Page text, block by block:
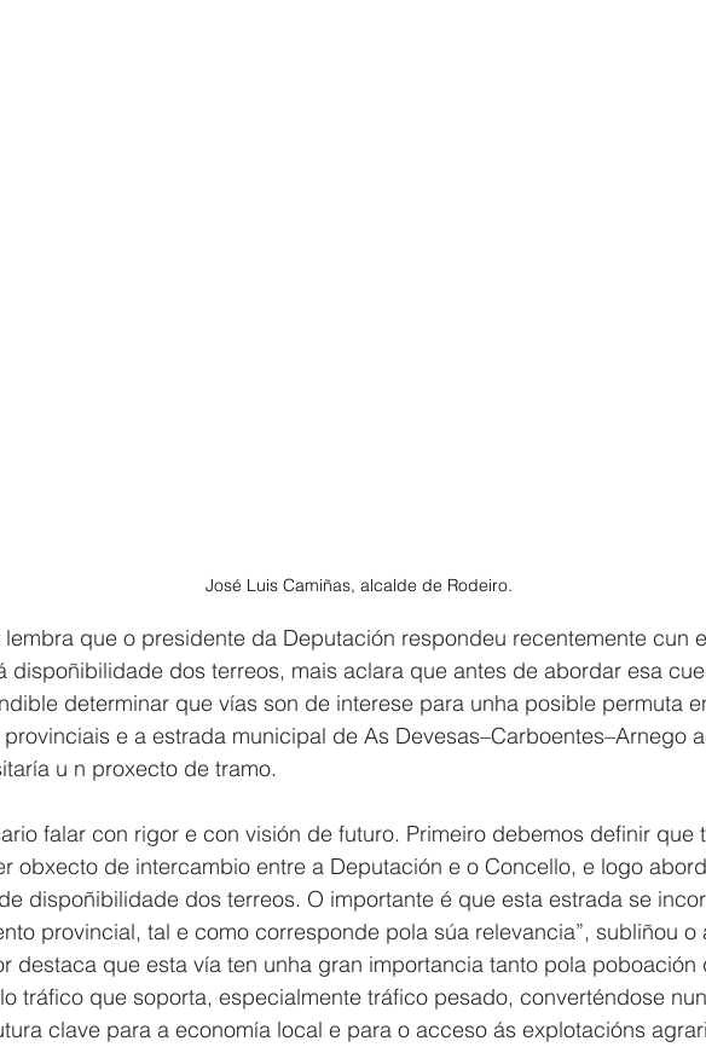
José Luis Camiñas, alcalde de Rodeiro.
lembra que o presidente da Deputación respondeu recentemente cun
dispoñibilidade dos terreos, mais aclara que antes de abordar esa
determinar que vías son de interese para unha posible permuta
e a estrada municipal de As Devesas–Carboentes–Arnego
u n proxecto de tramo.
falar con rigor e con visión de futuro. Primeiro debemos definir que
obxecto de intercambio entre a Deputación e o Concello, e logo
dispoñibilidade dos terreos. O importante é que esta estrada se
provincial, tal e como corresponde pola súa relevancia”, subliñou o
destaca que esta vía ten unha gran importancia tanto pola poboación
tráfico que soporta, especialmente tráfico pesado, converténdose
clave para a economía local e para o acceso ás explotacións